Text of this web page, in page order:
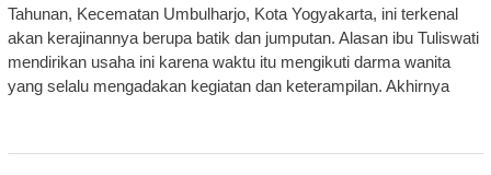
Tahunan, Kecematan Umbulharjo, Kota Yogyakarta, ini terkenal
akan kerajinannya berupa batik dan jumputan. Alasan ibu Tuliswati
mendirikan usaha ini karena waktu itu mengikuti darma wanita
yang selalu mengadakan kegiatan dan keterampilan. Akhirnya